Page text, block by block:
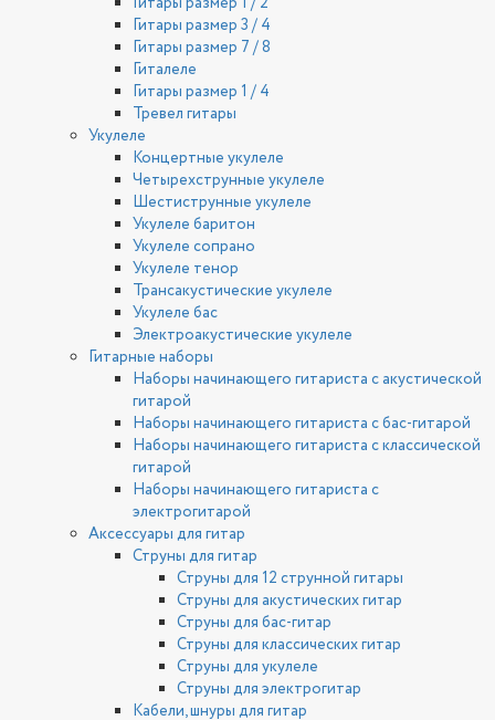
Гитары размер 3 / 4
Гитары размер 7 / 8
Гиталеле
Гитары размер 1 / 4
Тревел гитары
Укулеле
Концертные укулеле
Четырехструнные укулеле
Шестиструнные укулеле
Укулеле баритон
Укулеле сопрано
Укулеле тенор
Трансакустические укулеле
Укулеле бас
Электроакустические укулеле
Гитарные наборы
Наборы начинающего гитариста с акустической
гитарой
Наборы начинающего гитариста с бас-гитарой
Наборы начинающего гитариста с классической
гитарой
Наборы начинающего гитариста с
электрогитарой
Аксессуары для гитар
Струны для гитар
Струны для 12 струнной гитары
Струны для акустических гитар
Струны для бас-гитар
Струны для классических гитар
Струны для укулеле
Струны для электрогитар
Кабели, шнуры для гитар